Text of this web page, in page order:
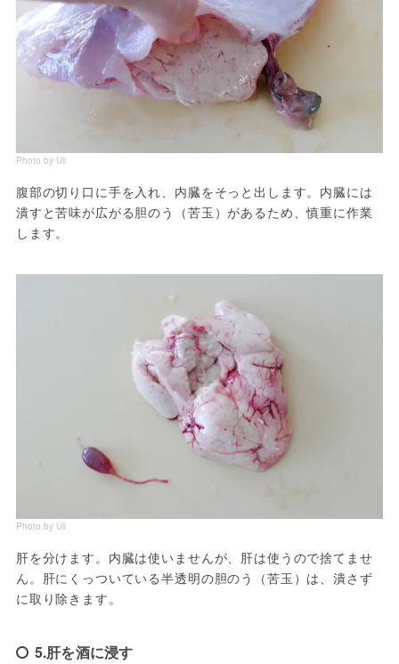
Photo by Uli
腹部の切り口に手を入れ、内臓をそっと出します。内臓には
潰すと苦味が広がる胆のう（苦玉）があるため、慎重に作業
します。
Photo by Uli
肝を分けます。内臓は使いませんが、肝は使うので捨てませ
ん。肝にくっついている半透明の胆のう（苦玉）は、潰さず
に取り除きます。
5.肝を酒に浸す